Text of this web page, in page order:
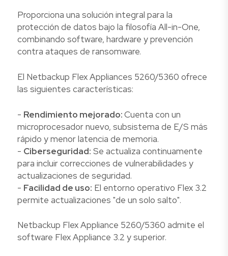
Proporciona una solución integral para la
protección de datos bajo la filosofía All-in-One,
combinando software, hardware y prevención
contra ataques de ransomware.
El Netbackup Flex Appliances 5260/5360 ofrece
las siguientes características:
- Rendimiento mejorado:Cuenta con un
microprocesador nuevo, subsistema de E/S más
rápido y menor latencia de memoria.
- Ciberseguridad: Se actualiza continuamente
para incluir correcciones de vulnerabilidades y
actualizaciones de seguridad.
- Facilidad de uso: El entorno operativo Flex 3.2
permite actualizaciones "de un solo salto".
Netbackup Flex Appliance 5260/5360 admite el
software Flex Appliance 3.2 y superior.